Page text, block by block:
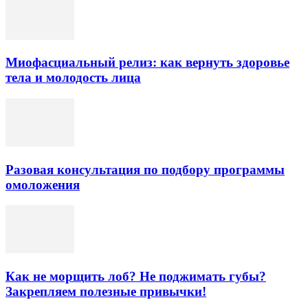
Миофасциальный релиз: как вернуть здоровье
тела и молодость лица
Разовая консультация по подбору программы
омоложения
Как не морщить лоб? Не поджимать губы?
Закрепляем полезные привычки!